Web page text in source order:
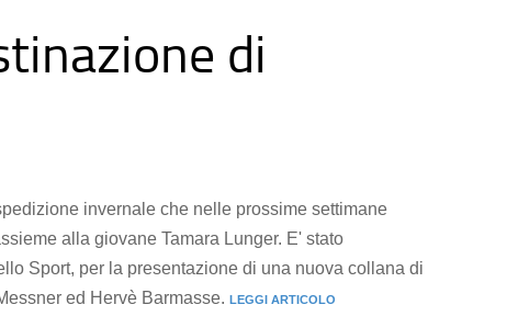
di
invernale che nelle prossime settimane
alla giovane Tamara Lunger. E' stato
Sport, per la presentazione di una nuova collana di
ed Hervè Barmasse. LEGGI ARTICOLO